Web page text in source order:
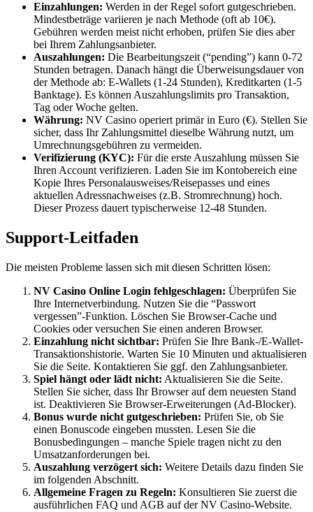
Einzahlungen: Werden in der Regel sofort gutgeschrieben.
Mindestbeträge variieren je nach Methode (oft ab 10€).
Gebühren werden meist nicht erhoben, prüfen Sie dies aber
bei Ihrem Zahlungsanbieter.
Auszahlungen: Die Bearbeitungszeit (“pending”) kann 0-72
Stunden betragen. Danach hängt die Überweisungsdauer von
der Methode ab: E-Wallets (1-24 Stunden), Kreditkarten (1-5
Banktage). Es können Auszahlungslimits pro Transaktion,
Tag oder Woche gelten.
Währung: NV Casino operiert primär in Euro (€). Stellen Sie
sicher, dass Ihr Zahlungsmittel dieselbe Währung nutzt, um
Umrechnungsgebühren zu vermeiden.
Verifizierung (KYC): Für die erste Auszahlung müssen Sie
Ihren Account verifizieren. Laden Sie im Kontobereich eine
Kopie Ihres Personalausweises/Reisepasses und eines
aktuellen Adressnachweises (z.B. Stromrechnung) hoch.
Dieser Prozess dauert typischerweise 12-48 Stunden.
Support-Leitfaden
Die meisten Probleme lassen sich mit diesen Schritten lösen:
NV Casino Online Login fehlgeschlagen: Überprüfen Sie
Ihre Internetverbindung. Nutzen Sie die “Passwort
vergessen”-Funktion. Löschen Sie Browser-Cache und
Cookies oder versuchen Sie einen anderen Browser.
Einzahlung nicht sichtbar: Prüfen Sie Ihre Bank-/E-Wallet-
Transaktionshistorie. Warten Sie 10 Minuten und aktualisieren
Sie die Seite. Kontaktieren Sie ggf. den Zahlungsanbieter.
Spiel hängt oder lädt nicht: Aktualisieren Sie die Seite.
Stellen Sie sicher, dass Ihr Browser auf dem neuesten Stand
ist. Deaktivieren Sie Browser-Erweiterungen (Ad-Blocker).
Bonus wurde nicht gutgeschrieben: Prüfen Sie, ob Sie
einen Bonuscode eingeben mussten. Lesen Sie die
Bonusbedingungen – manche Spiele tragen nicht zu den
Umsatzanforderungen bei.
Auszahlung verzögert sich: Weitere Details dazu finden Sie
im folgenden Abschnitt.
Allgemeine Fragen zu Regeln: Konsultieren Sie zuerst die
ausführlichen FAQ und AGB auf der NV Casino-Website.